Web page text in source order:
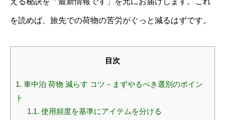
を読めば、旅先での荷物の苦労がぐっと減るはずです。
目次
1. 車中泊 荷物 減らす コツ－まずやるべき選別のポイン
ト
1.1. 使用頻度を基準にアイテムを分ける